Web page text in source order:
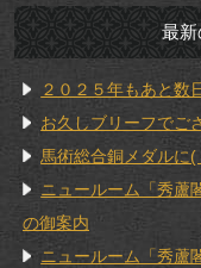
最
２０２５年もあと数
お久しブリーフでご
馬術総合銅メダルに(
ニュールーム「秀蘆
の御案内
ニュールーム「秀蘆